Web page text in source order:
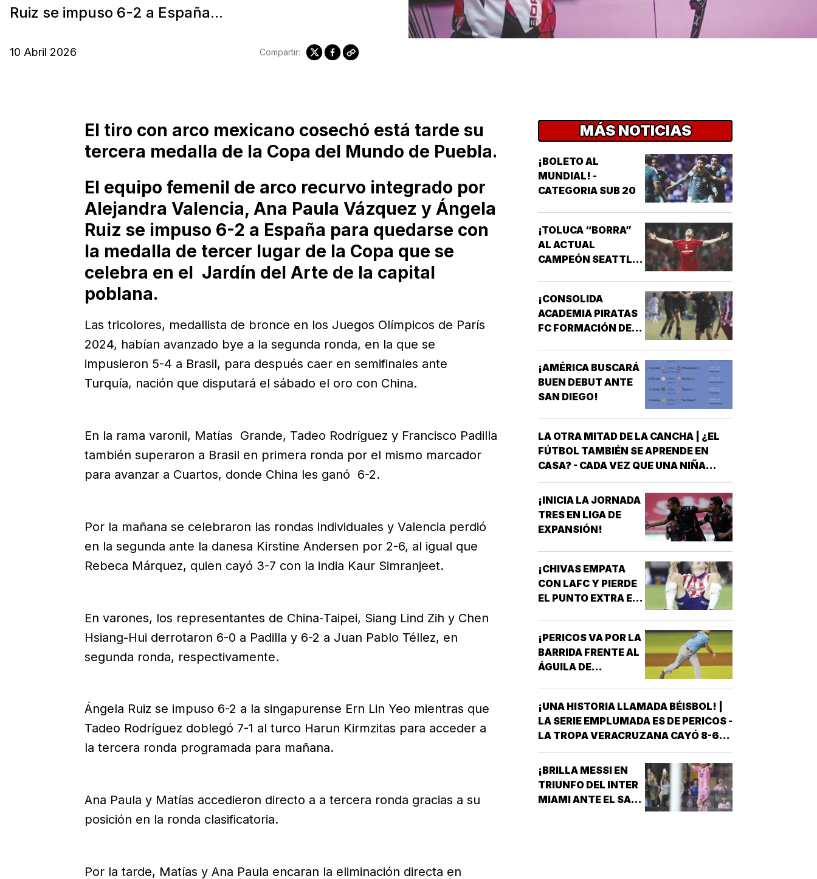
Ruiz se impuso 6-2 a España...
10 Abril 2026 Compartir:
El tiro con arco mexicano cosechó está tarde su
tercera medalla de la Copa del Mundo de Puebla.
El equipo femenil de arco recurvo integrado por
Alejandra Valencia, Ana Paula Vázquez y Ángela
Ruiz se impuso 6-2 a España para quedarse con
la medalla de tercer lugar de la Copa que se
celebra en el Jardín del Arte de la capital
poblana.
Las tricolores, medallista de bronce en los Juegos Olímpicos de París
2024, habían avanzado bye a la segunda ronda, en la que se
impusieron 5-4 a Brasil, para después caer en semifinales ante
Turquía, nación que disputará el sábado el oro con China.
En la rama varonil, Matías Grande, Tadeo Rodríguez y Francisco Padilla
también superaron a Brasil en primera ronda por el mismo marcador
para avanzar a Cuartos, donde China les ganó 6-2.
Por la mañana se celebraron las rondas individuales y Valencia perdió
en la segunda ante la danesa Kirstine Andersen por 2-6, al igual que
Rebeca Márquez, quien cayó 3-7 con la india Kaur Simranjeet.
En varones, los representantes de China-Taipei, Siang Lind Zih y Chen
Hsiang-Hui derrotaron 6-0 a Padilla y 6-2 a Juan Pablo Téllez, en
segunda ronda, respectivamente.
Ángela Ruiz se impuso 6-2 a la singapurense Ern Lin Yeo mientras que
Tadeo Rodríguez doblegó 7-1 al turco Harun Kirmzitas para acceder a
la tercera ronda programada para mañana.
Ana Paula y Matías accedieron directo a a tercera ronda gracias a su
posición en la ronda clasificatoria.
Por la tarde, Matías y Ana Paula encaran la eliminación directa en
MÁS NOTICIAS
¡BOLETO AL
MUNDIAL! -
CATEGORIA SUB 20
¡TOLUCA “BORRA”
AL ACTUAL
CAMPEÓN SEATTLE
¡CONSOLIDA
ACADEMIA PIRATAS
FC FORMACIÓN DE
¡AMÉRICA BUSCARÁ
BUEN DEBUT ANTE
SAN DIEGO!
LA OTRA MITAD DE LA CANCHA | ¿EL
FÚTBOL TAMBIÉN SE APRENDE EN
CASA? - CADA VEZ QUE UNA NIÑA
ENTRA A UNA CANCHA CON UN BALÓN
BAJO EL BRAZO, NO LLEGA SOLA
*DETRÁS DE ELLA SIEMPRE HAY
ALGUIEN QUE LA LLEVÓ AL
ENTRENAMIENTO, QUE HIZO EL
ESFUERZO…
¡INICIA LA JORNADA
TRES EN LIGA DE
EXPANSIÓN!
¡CHIVAS EMPATA
CON LAFC Y PIERDE
EL PUNTO EXTRA EN
¡PERICOS VA POR LA
BARRIDA FRENTE AL
ÁGUILA DE
¡UNA HISTORIA LLAMADA BÉISBOL! |
LA SERIE EMPLUMADA ES DE PERICOS -
LA TROPA VERACRUZANA CAYÓ 8-6
ANTE LOS PERICOS DE PUEBLA EN EL
SEGUNDO JUEGO DE LA ÚLTIMA SERIE
DE LA TEMPORADA REGULAR EN EL
ESTADIO HERMANOS SERDÁN, CON LO
QUE LOS POBLANOS…
¡BRILLA MESSI EN
TRIUNFO DEL INTER
MIAMI ANTE EL SAN